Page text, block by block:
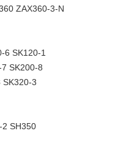
ZAX360-3-N
6 SK120-1
SK200-8
SK320-3
2 SH350